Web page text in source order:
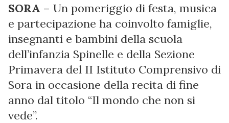
SORA – Un pomeriggio di festa, musica
e partecipazione ha coinvolto famiglie,
insegnanti e bambini della scuola
dell’infanzia Spinelle e della Sezione
Primavera del II Istituto Comprensivo di
Sora in occasione della recita di fine
anno dal titolo “Il mondo che non si
vede”.